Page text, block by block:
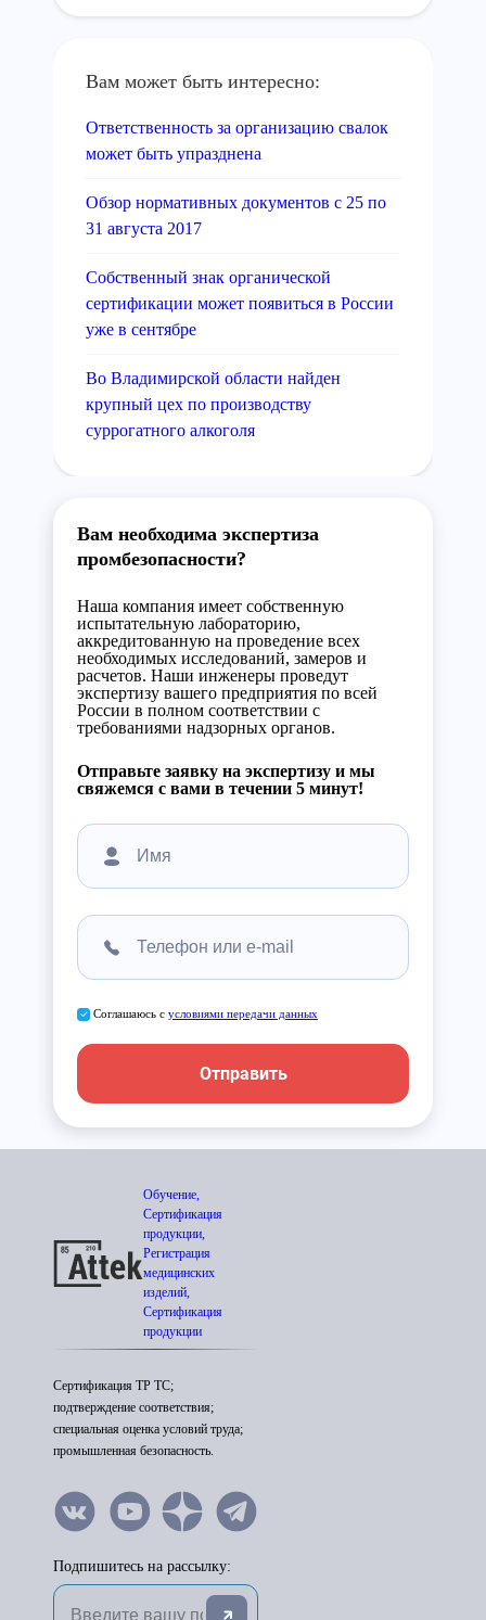
Вам может быть интересно:
Ответственность за организацию свалок
может быть упразднена
Обзор нормативных документов с 25 по
31 августа 2017
Собственный знак органической
сертификации может появиться в России
уже в сентябре
Во Владимирской области найден
крупный цех по производству
суррогатного алкоголя
Вам необходима экспертиза
промбезопасности?
Наша компания имеет собственную
испытательную лабораторию,
аккредитованную на проведение всех
необходимых исследований, замеров и
расчетов. Наши инженеры проведут
экспертизу вашего предприятия по всей
России в полном соответствии с
требованиями надзорных органов.
Отправьте заявку на экспертизу и мы
свяжемся с вами в течении 5 минут!
Соглашаюсь с условиями передачи данных
Отправить
Обучение,
Сертификация
продукции,
Регистрация
медицинских
изделий,
Сертификация
продукции
Сертификация ТР ТС;
подтверждение соответствия;
специальная оценка условий труда;
промышленная безопасность.
Подпишитесь на рассылку: